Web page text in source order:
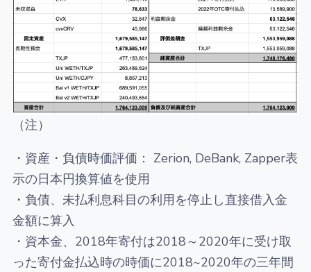
（注）
・資産・負債時価評価： Zerion, DeBank, Zapper表
示の日本円換算値を使用
・負債、未払利息科目の利用を停止し直接借入金
金額に算入
・資本金、2018年寄付は2018～2020年に受け取
った寄付金払込時の時価に2018~2020年の三年間